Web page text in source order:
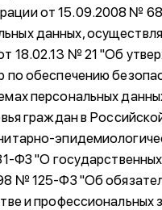
от 15.09.2008 №
данных,
18.02.13 № 21 "Об
по обеспечению
персональных
граждан в
ФЗ "О
№ 125-ФЗ "Об
и профессиональных